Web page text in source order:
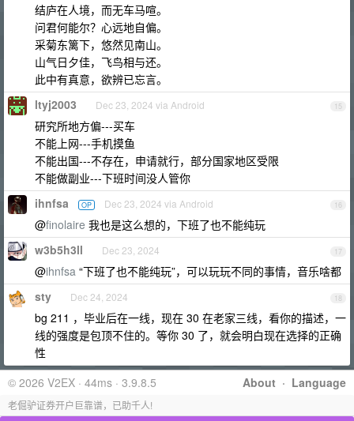
结庐在人境，而无车马喧。
问君何能尔？心远地自偏。
采菊东篱下，悠然见南山。
山气日夕佳，飞鸟相与还。
此中有真意，欲辨已忘言。
15
ltyj2003 Dec 23, 2024 via Android
研究所地方偏---买车
不能上网---手机摸鱼
不能出国---不存在，申请就行，部分国家地区受限
不能做副业---下班时间没人管你
16
ihnfsa OP Dec 23, 2024 via Android
@finolaire 我也是这么想的，下班了也不能纯玩
17
w3b5h3ll Dec 23, 2024
@ihnfsa “下班了也不能纯玩”，可以玩玩不同的事情，音乐啥都
18
sty Dec 24, 2024
bg 211 ，毕业后在一线，现在 30 在老家三线，看你的描述，一
线的强度是包顶不住的。等你 30 了，就会明白现在选择的正确
性
About · Language
© 2026 V2EX · 44ms · 3.9.8.5
老倔驴证券开户巨靠谱，已助千人!